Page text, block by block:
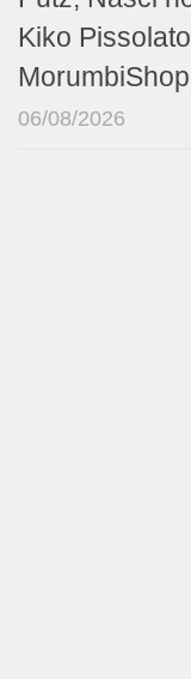
Kiko
06/08/2026